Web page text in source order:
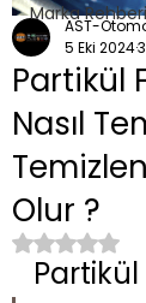
Marka Rehberi
Partikül
Nasıl
Olur ?
AST-
5 Eki 2024
5
Partikül